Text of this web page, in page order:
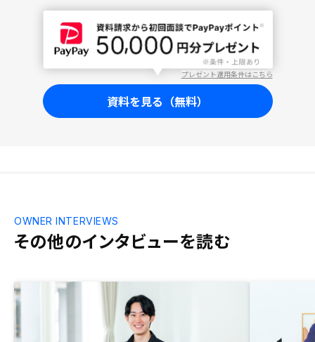
プレゼント適用条件はこちら
資料を見る（無料）
その他のインタビューを読む
OWNER INTERVIEWS